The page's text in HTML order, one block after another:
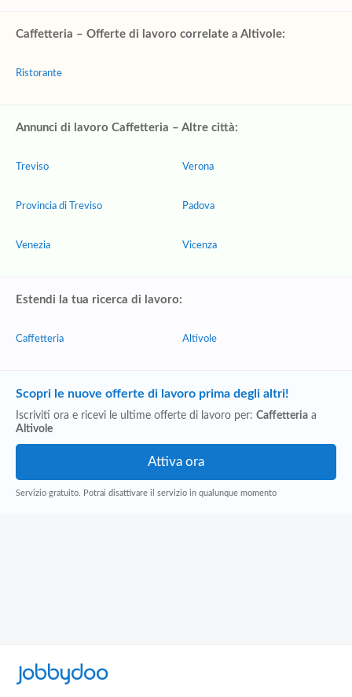
Caffetteria – Offerte di lavoro correlate a Altivole:
Ristorante
Annunci di lavoro Caffetteria – Altre città:
Treviso
Provincia di Treviso
Venezia
Verona
Padova
Vicenza
Estendi la tua ricerca di lavoro:
Caffetteria Altivole
Scopri le nuove offerte di lavoro prima degli altri!
Iscriviti ora e ricevi le ultime offerte di lavoro per: Caffetteria a
Altivole
Servizio gratuito. Potrai disattivare il servizio in qualunque momento
Jobbydoo